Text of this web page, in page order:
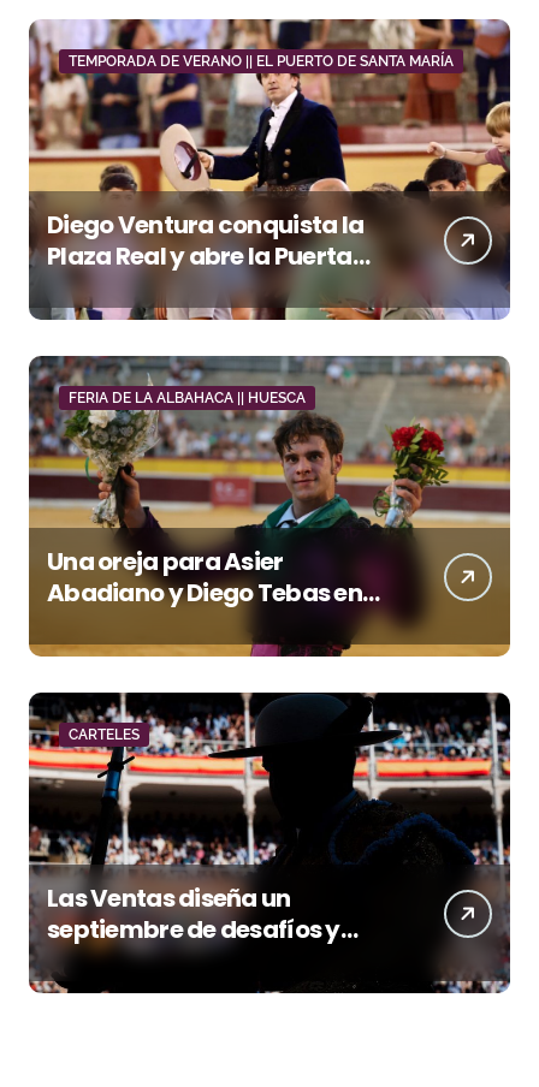
TEMPORADA DE VERANO || EL PUERTO DE SANTA MARÍA
Diego Ventura conquista la
Plaza Real y abre la Puerta
Grande en El Puerto
FERIA DE LA ALBAHACA || HUESCA
Una oreja para Asier
Abadiano y Diego Tebas en
una apertura de la Albahaca
marcada por el buen juego
de Los Maños
CARTELES
Las Ventas diseña un
septiembre de desafíos y
variedad ganadera